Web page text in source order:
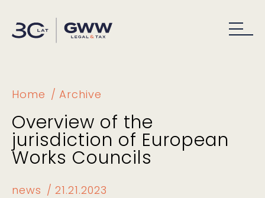
Home Archive
Overview of the
jurisdiction of European
Works Councils
news 21.21.2023